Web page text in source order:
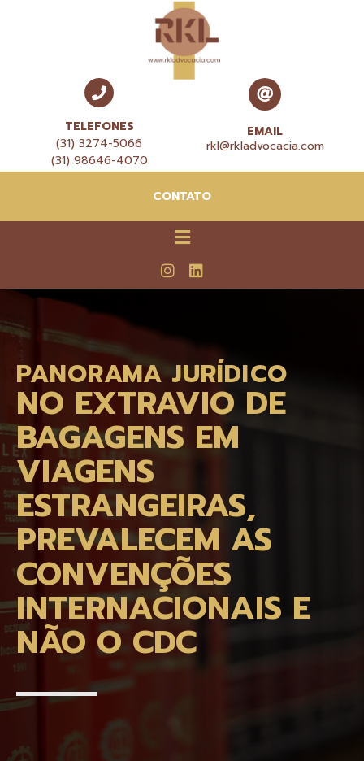
TELEFONES
(31) 3274-5066
(31) 98646-4070
EMAIL
rkl@rkladvocacia.com
CONTATO
PANORAMA JURÍDICO
NO EXTRAVIO DE
BAGAGENS EM
VIAGENS
ESTRANGEIRAS,
PREVALECEM AS
CONVENÇÕES
INTERNACIONAIS E
NÃO O CDC